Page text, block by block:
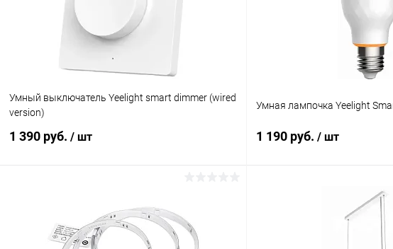
Умный выключатель Yeelight smart dimmer (wired
version)
1 390 руб. / шт
К сравнению
Умная лампочка Yeelight
1 190 руб. / шт
В